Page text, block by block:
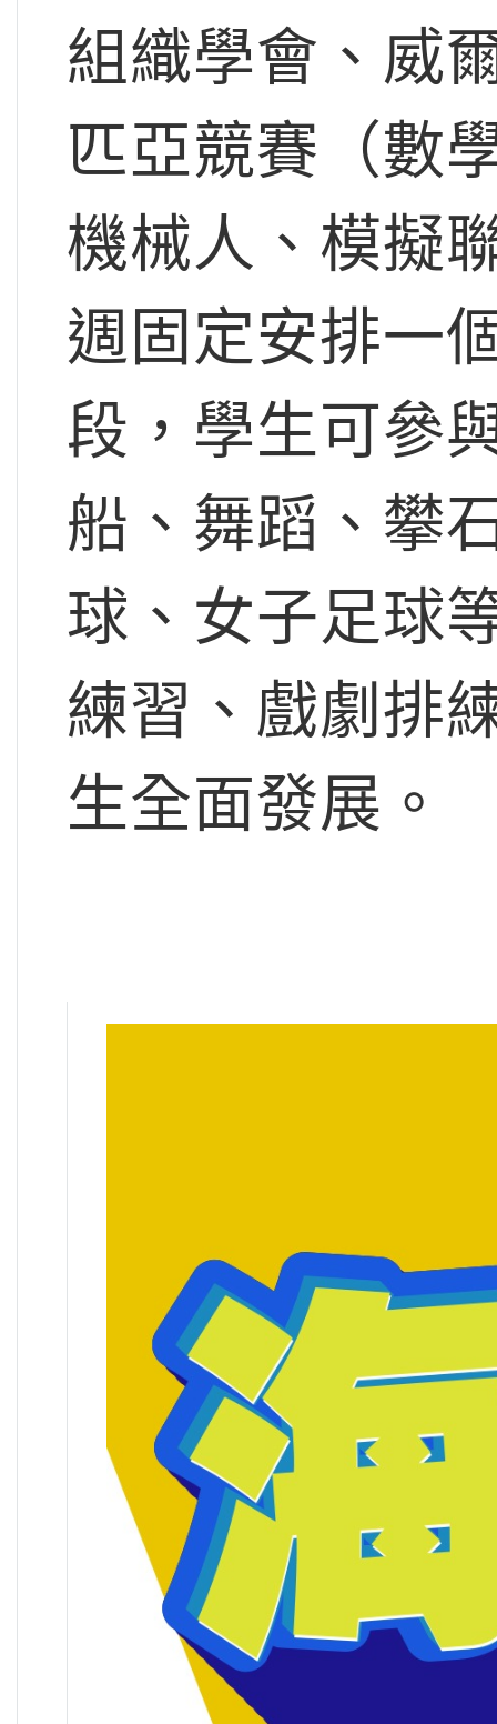
組織學會、威
匹亞競賽（數
機械人、模擬
週固定安排一
段，學生可參
船、舞蹈、攀
球、女子足球
練習、戲劇排
生全面發展。